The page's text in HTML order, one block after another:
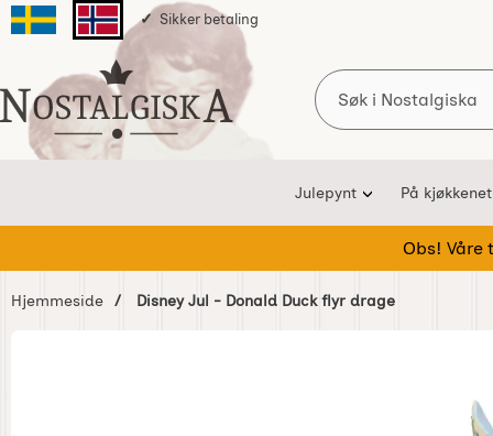
Svenska sidanNorska sidan
Sikker betaling
Startsiden for Nostalgiska
Søk
Julepynt På kjøkkenet
Obs! Våre
Hjemmeside Disney Jul - Donald Duck flyr drage